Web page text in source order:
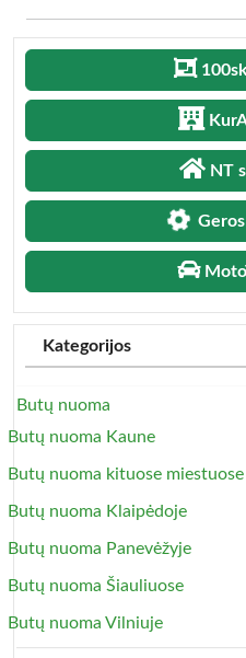
NT
Kategorijos
Butų nuoma
Butų nuoma Kaune
Butų nuoma kituose miestuose
Butų nuoma Klaipėdoje
Butų nuoma Panevėžyje
Butų nuoma Šiauliuose
Butų nuoma Vilniuje